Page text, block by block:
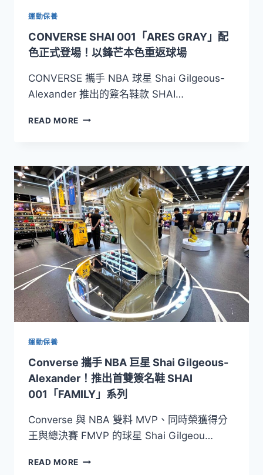
運動保養
CONVERSE SHAI 001「ARES GRAY」配
色正式登場！以鋒芒本色重返球場
CONVERSE 攜手 NBA 球星 Shai Gilgeous-
Alexander 推出的簽名鞋款 SHAI…
READ MORE CONVERSE
配
色
正
式
登
場！
以
鋒
芒
本
色
重
返
運動保養
Converse 攜手 NBA 巨星 Shai Gilgeous-
Alexander！推出首雙簽名鞋 SHAI
001「FAMILY」系列
Converse 與 NBA 雙料 MVP、同時榮獲得分
王與總決賽 FMVP 的球星 Shai Gilgeou…
READ MORE CONVERSE